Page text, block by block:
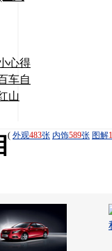
心得
车自
山
( 外观483张 内饰589张 图解